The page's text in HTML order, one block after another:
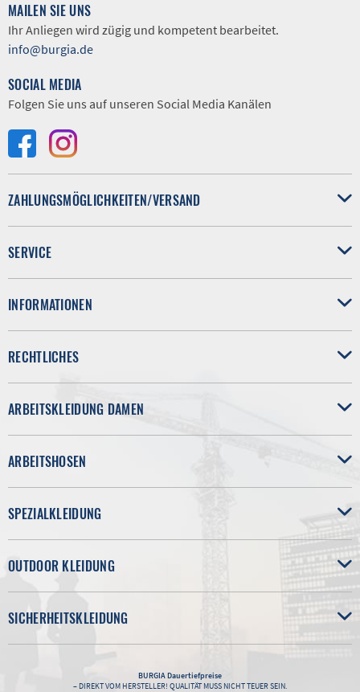
MAILEN SIE UNS
Ihr Anliegen wird zügig und kompetent bearbeitet.
info@burgia.de
SOCIAL MEDIA
Folgen Sie uns auf unseren Social Media Kanälen
ZAHLUNGSMÖGLICHKEITEN/VERSAND
SERVICE
INFORMATIONEN
RECHTLICHES
ARBEITSKLEIDUNG DAMEN
ARBEITSHOSEN
SPEZIALKLEIDUNG
OUTDOOR KLEIDUNG
SICHERHEITSKLEIDUNG
BURGIADauertiefpreise
– DIREKT VOM HERSTELLER! QUALITÄT MUSS NICHT TEUER SEIN.